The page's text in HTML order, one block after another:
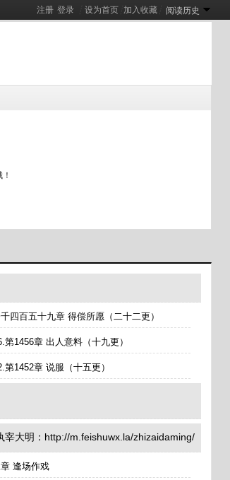
四百五十九章 得偿所愿（二十二更）
第1456章 出人意料（十九更）
第1452章 说服（十五更）
宰大明：http://m.feishuwx.la/zhizaidaming/
逢场作戏
注册 登录 设为首页 加入收藏 阅读历史